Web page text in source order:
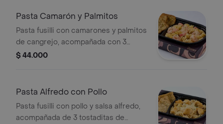
Pasta Camarón y Palmitos
Pasta fusilli con camarones y palmitos
de cangrejo, acompañada con 3
tajadas de tostaditas a las finas
$ 44.000
Pasta Alfredo con Pollo
Pasta fusilli con pollo y salsa alfredo,
acompañada de 3 tostaditas de